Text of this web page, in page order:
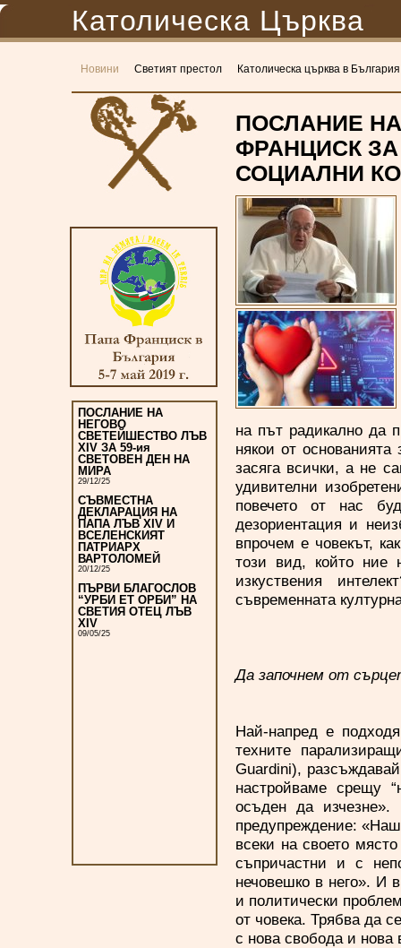
Католическа Църква
Новини Светият престол Католическа църква в България
ПОСЛАНИЕ НА
НЕГОВО
СВЕТЕЙШЕСТВО ЛЪВ
XIV ЗА 59-ия
СВЕТОВЕН ДЕН НА
МИРА
29/12/25
СЪВМЕСТНА
ДЕКЛАРАЦИЯ НА
ПАПА ЛЪВ XIV И
ВСЕЛЕНСКИЯТ
ПАТРИАРХ
ВАРТОЛОМЕЙ
20/12/25
ПЪРВИ БЛАГОСЛОВ
“УРБИ ЕТ ОРБИ” НА
СВЕТИЯ ОТЕЦ ЛЪВ
XIV
09/05/25
ПОСЛАНИЕ
ФРАНЦИСК ЗА
СОЦИАЛНИ
на път радикално да
някои от
засяга всички, а не
удивителни
повечето от нас
дезориентация и
впрочем е човекът,
този вид, който ние
изкуствения
съвременната
Да започнем от
Най-напред е
техните
Guardini),
настройваме срещу
осъден да изчезне».
предупреждение:
всеки на своето
съпричастни и с
нечовешко в него». И
и политически
от човека. Трябва да
с нова свобода и нова